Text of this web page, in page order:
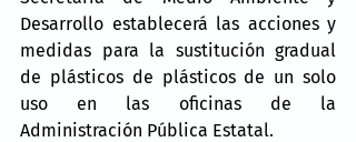
Desarrollo establecerá las acciones y
medidas para la sustitución gradual
de plásticos de plásticos de un solo
uso en las oficinas de la
Administración Pública Estatal.